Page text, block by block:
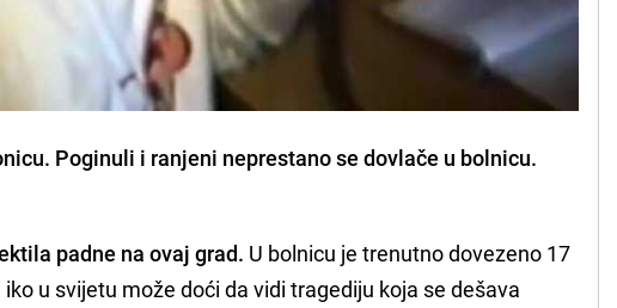
Poginuli i ranjeni neprestano se dovlače u bolnicu.
padne na ovaj grad. U bolnicu je trenutno dovezeno 17
u svijetu može doći da vidi tragediju koja se dešava